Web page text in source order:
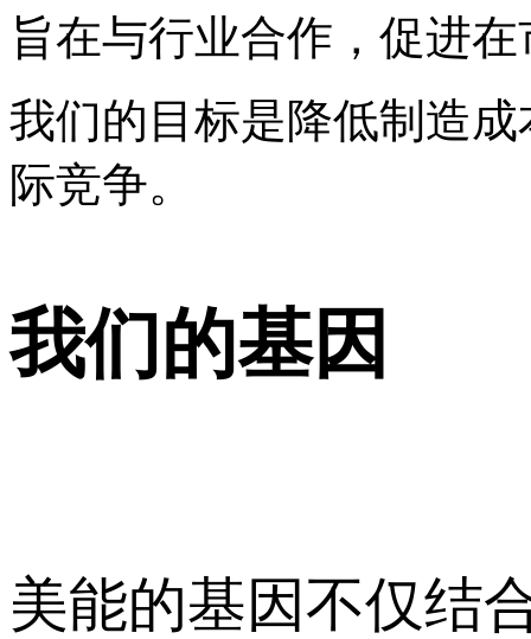
旨在与行业合作，促进
我们的目标是降低制造
际竞争。
我们的基因
美能的基因不仅结